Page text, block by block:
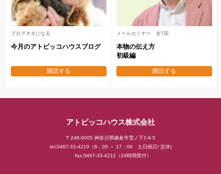
セミナー 全7回
ない
後藤坂の「日刊メルマガ」
地域No.１工務店になる
企業家マインド
アトピッコハウス株式会社
〒248-0005 神奈川県鎌倉市雪ノ下2-6-5
tel.0467-33-4210（9：00 ～ 17：00 土日祝日/ 定休)
fax.0467-33-4212（24時間受付）